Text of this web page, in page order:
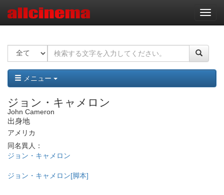
ナ
ビ
ー
ョ
ン
メニュー
ジョン・キャメロン
John Cameron
出身地
アメリカ
同名異人：
ジョン・キャメロン
ジョン・キャメロン[脚本]